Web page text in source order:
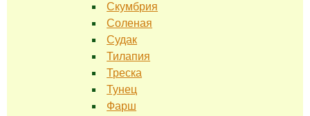
Скумбрия
Соленая
Судак
Тилапия
Треска
Тунец
Фарш